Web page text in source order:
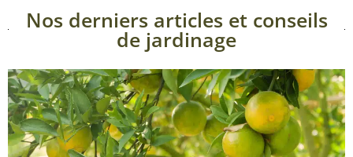
Nos derniers articles et conseils
de jardinage